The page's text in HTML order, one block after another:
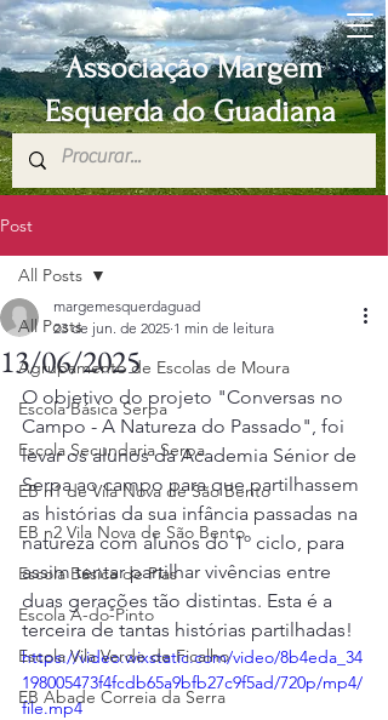
Associação Margem
Esquerda do Guadiana
Post
All Posts
Agrupamento de Escolas de Moura
Escola Básica Serpa
Escola Secundaria Serpa
EB n1 de Vila Nova de São Bento
EB n2 Vila Nova de São Bento
Escola Básica de Pias
Escola A-do-Pinto
Escola Vila Verde de Ficalho
EB Abade Correia da Serra
All Posts
13/06/2025
margemesquerdaguad
23 de jun. de 2025 1 min de leitura
O objetivo do projeto "Conversas no
Campo - A Natureza do Passado", foi
levar os alunos da Academia Sénior de
Serpa ao campo para que partilhassem
as histórias da sua infância passadas na
natureza com alunos do 1º ciclo, para
assim tentar partilhar vivências entre
duas gerações tão distintas. Esta é a
terceira de tantas histórias partilhadas!
https://video.wixstatic.com/video/8b4eda_34
198005473f4fcdb65a9bfb27c9f5ad/720p/mp4/
file.mp4